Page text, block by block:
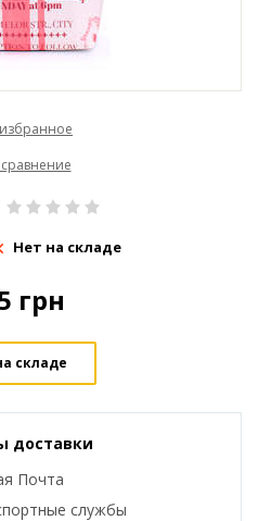
Нет на складе
грн
складе
доставки
Почта
службы